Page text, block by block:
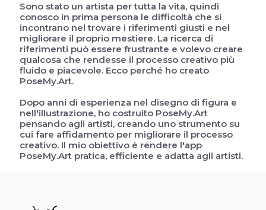
Sono stato un artista per tutta la vita, quindi
conosco in prima persona le difficoltà che si
incontrano nel trovare i riferimenti giusti e nel
migliorare il proprio mestiere. La ricerca di
riferimenti può essere frustrante e volevo creare
qualcosa che rendesse il processo creativo più
fluido e piacevole. Ecco perché ho creato
PoseMy.Art.
Dopo anni di esperienza nel disegno di figura e
nell'illustrazione, ho costruito PoseMy.Art
pensando agli artisti, creando uno strumento su
cui fare affidamento per migliorare il processo
creativo. Il mio obiettivo è rendere l'app
PoseMy.Art pratica, efficiente e adatta agli artisti.